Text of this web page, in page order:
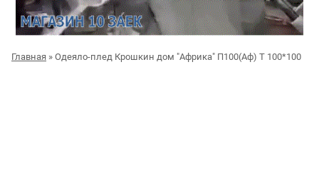
Главная » Одеяло-плед Крошкин дом "Африка" П100(Аф) Т 100*100